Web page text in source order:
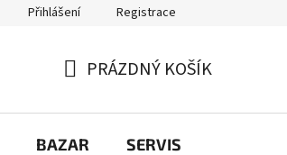
Přihlášení Registrace
KOŠÍK
PRÁZDNÝ KOŠÍK
BAZAR SERVIS